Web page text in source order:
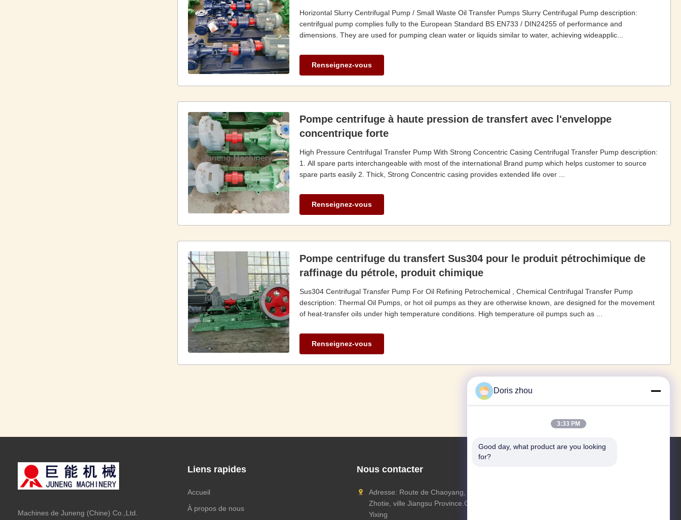
Horizontal Slurry Centrifugal Pump / Small Waste Oil Transfer Pumps Slurry Centrifugal Pump description:
centrifgual pump complies fully to the European Standard BS EN733 / DIN24255 of performance and
dimensions. They are used for pumping clean water or liquids similar to water, achieving wideapplic...
Renseignez-vous
Pompe centrifuge à haute pression de transfert avec l'enveloppe
concentrique forte
High Pressure Centrifugal Transfer Pump With Strong Concentric Casing Centrifugal Transfer Pump description:
1. All spare parts interchangeable with most of the international Brand pump which helps customer to source
spare parts easily 2. Thick, Strong Concentric casing provides extended life over ...
Renseignez-vous
Pompe centrifuge du transfert Sus304 pour le produit pétrochimique de
raffinage du pétrole, produit chimique
Sus304 Centrifugal Transfer Pump For Oil Refining Petrochemical , Chemical Centrifugal Transfer Pump
description: Thermal Oil Pumps, or hot oil pumps as they are otherwise known, are designed for the movement
of heat-transfer oils under high temperature conditions. High temperature oil pumps such as ...
Renseignez-vous
Machines de Juneng (Chine) Co.,Ltd.
Liens rapides
Accueil
À propos de nous
Nous contacter
Adresse: Route de Chaoyang, ville de
Zhotie, ville Jiangsu Province.China de
Yixing
Doris zhou
3:33 PM
Good day, what product are you looking
for?